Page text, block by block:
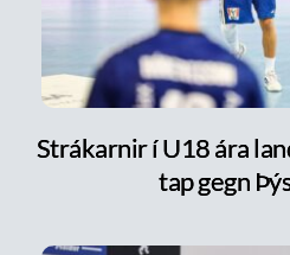
Strákarnir í U18 ára
tap gegn